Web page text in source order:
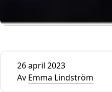
26 april 2023
Av Emma Lindström